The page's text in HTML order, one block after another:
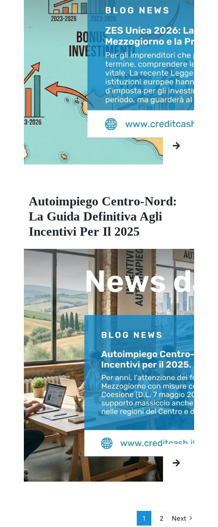
Autoimpiego Centro-Nord:
La Guida Definitiva Agli
Incentivi Per Il 2025
1 2 Next